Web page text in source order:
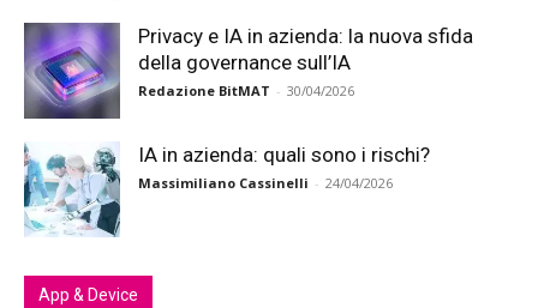
Privacy e IA in azienda: la nuova sfida
della governance sull’IA
Redazione BitMAT - 30/04/2026
IA in azienda: quali sono i rischi?
Massimiliano Cassinelli - 24/04/2026
App & Device